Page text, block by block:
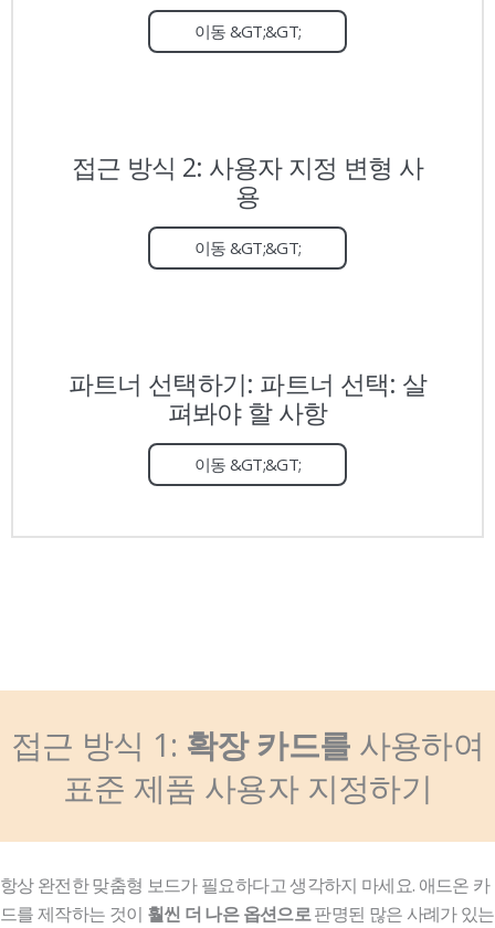
이동 &GT;&GT;
접근 방식 2: 사용자 지정 변형 사
용
이동 &GT;&GT;
파트너 선택하기: 파트너 선택: 살
펴봐야 할 사항
이동 &GT;&GT;
접근 방식 1: 확장 카드를 사용하여
표준 제품 사용자 지정하기
항상 완전한 맞춤형 보드가 필요하다고 생각하지 마세요. 애드온 카
드를 제작하는 것이 훨씬 더 나은 옵션으로판명된 많은 사례가 있는